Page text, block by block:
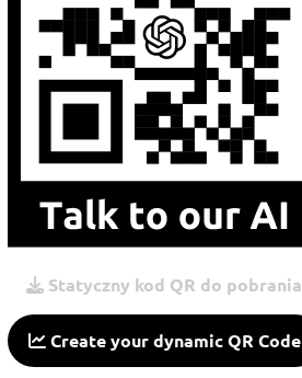
Statyczny kod QR do pobrania
Create your dynamic QR Code